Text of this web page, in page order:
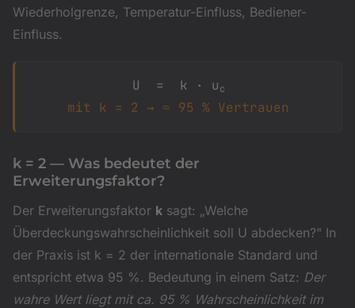
Wiederholgrenze, Temperatur-Einfluss, Bediener-
Einfluss.
U = k · uc
mit k = 2 → ≈ 95 % Vertrauen
k = 2 — Was bedeutet der
Erweiterungsfaktor?
Der Erweiterungsfaktor k sagt: „Welche
Überdeckungswahrscheinlichkeit soll U abdecken?" In
der Praxis ist k = 2 der internationale Standard und
entspricht etwa 95 %. Bedeutung in einem Satz: Der
wahre Wert liegt mit ca. 95 % Wahrscheinlichkeit im